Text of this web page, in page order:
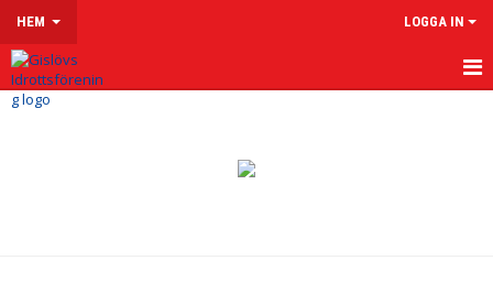
HEM LOGGA IN
HEM